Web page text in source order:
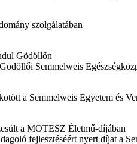
szolgálatában
Gödöllőn
Semmelweis
a Semmelweis Egyetem és
a MOTESZ Életmű-díjában
fejlesztéséért nyert díjat a